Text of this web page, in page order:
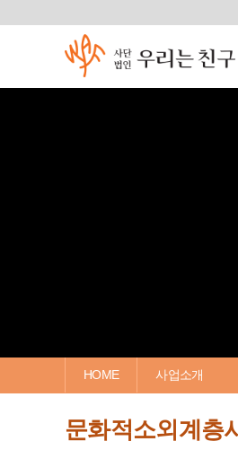
HOME 사업소개
문화적소외계층